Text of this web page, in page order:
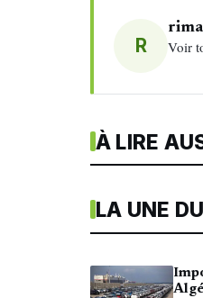
R
rima
Voir
À LIRE
LA UNE